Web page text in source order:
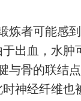
者可能感到
出血，水肿
与骨的联结
神经纤维也